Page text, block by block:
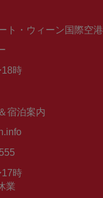
ト・ウィーン国際空港
時
宿泊案内
時
業